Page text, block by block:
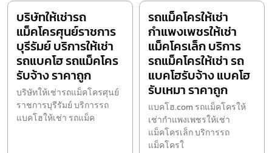
บริษัทให้เช่ารถ
แม็คโครศุนย์ราชการ
บุรีรัมย์ บริการให้เช่า
รถแบคโฮ รถแม็คโคร
รับจ้าง ราคาถูก
บริษัทให้เช่ารถแม็คโครศุนย์
ราชการบุรีรัมย์ บริการรถ
แบคโฮให้เช่า รถแม็ค
รถแม็คโครให้เช่า
กำแพงเพชรให้เช่า
แม็คโครเล็ก บริการ
รถแม็คโครให้เช่า รถ
แบคโฮรับจ้าง แบคโฮ
รับเหมา ราคาถูก
แบคโฮ.com รถแม็คโครให้
เช่ากำแพงเพชรให้เช่า
แม็คโครเล็ก บริการรถ
แม็คโครใ